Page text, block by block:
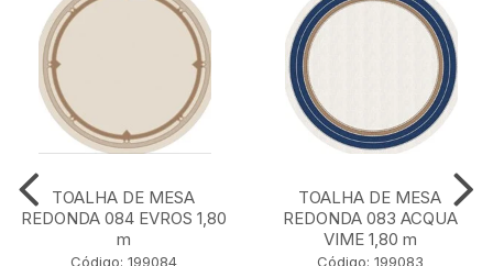
TOALHA DE MESA
REDONDA 084 EVROS 1,80
m
Código: 199084
TOALHA DE MESA
REDONDA 083 ACQUA
VIME 1,80 m
Código: 199083